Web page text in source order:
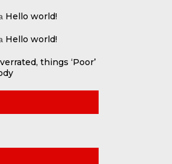
Hello world!
Hello world!
things ‘Poor’